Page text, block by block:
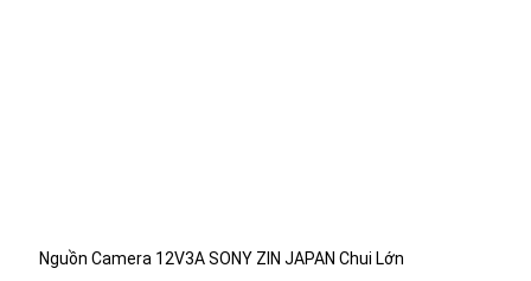
Nguồn Camera 12V3A SONY ZIN JAPAN Chui Lớn